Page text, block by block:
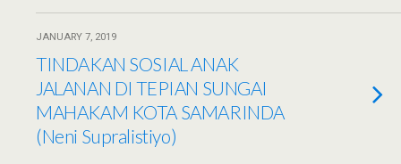
JANUARY 7, 2019
TINDAKAN SOSIAL ANAK
JALANAN DI TEPIAN SUNGAI
MAHAKAM KOTA SAMARINDA
(Neni Supralistiyo)